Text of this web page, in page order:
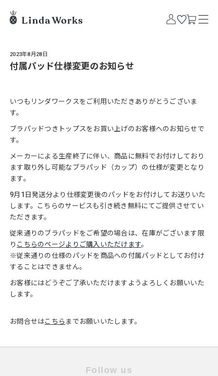
2023年8月28日
付属パッド仕様変更のお知らせ
いつもリンダワークスをご利用いただきありがとうございま
す。
ブラパッドつきトップスをお買い上げのお客様へのお知らせで
す。
メーカーによる生産終了に伴い、商品に無料でお付けしており
ます取り外し可能なブラパッド（カップ）の仕様が変更となり
ます。
9月1日発送分より仕様変更後のパッドをお付けしてお送りいた
します。こちらのサービスも引き続き無料にてご提供させてい
ただきます。
従来通りのブラパッドをご希望の場合は、在庫がございます限
り こちらのページよりご購入いただけます。
※従来通りの仕様のパッドを商品への付属パッドとしてお付け
することはできません。
お客様にはどうぞご了承いただけますようよろしくお願いいた
します。
お問合せはこちら までお願いいたします。
Follow us